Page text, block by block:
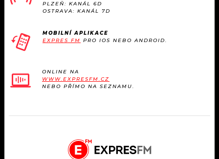
PLZEŇ: KANÁL 6D
OSTRAVA: KANÁL 7D
MOBILNÍ APLIKACE
EXPRES FM PRO IOS NEBO ANDROID.
ONLINE NA
WWW.EXPRESFM.CZ
NEBO PŘÍMO NA SEZNAMU.